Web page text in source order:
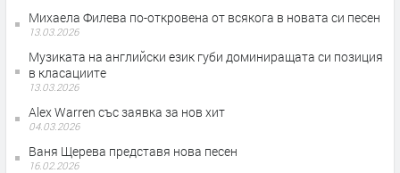
Михаела Филева по-откровена от всякога в новата си песен
13.03.2026
Музиката на английски език губи доминиращата си позиция
в класациите
13.03.2026
Alex Warren със заявка за нов хит
04.03.2026
Ваня Щерева представя нова песен
16.02.2026